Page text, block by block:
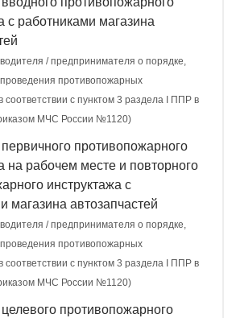
с работниками магазина
/ предпринимателя о порядке,
проведения противопожарных
соответствии с пунктом 3 раздела I ППР в
МЧС России №1120)
противопожарного
на рабочем месте и повторного
инструктажа с
магазина автозапчастей
/ предпринимателя о порядке,
проведения противопожарных
соответствии с пунктом 3 раздела I ППР в
МЧС России №1120)
противопожарного